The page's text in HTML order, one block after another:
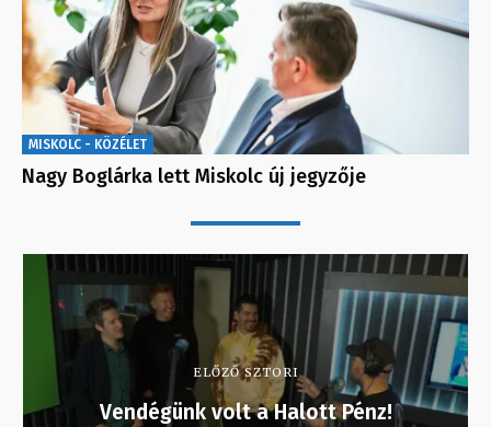
MISKOLC - KÖZÉLET
Nagy Boglárka lett Miskolc új jegyzője
ELŐZŐ SZTORI
Vendégünk volt a Halott Pénz!